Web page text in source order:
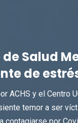
Salud
de
ACHS y el Centro
temor a ser